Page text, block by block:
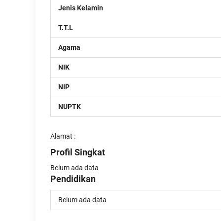
Jenis Kelamin
T.T.L
Agama
NIK
NIP
NUPTK
Alamat :
Profil Singkat
Belum ada data
Pendidikan
Belum ada data